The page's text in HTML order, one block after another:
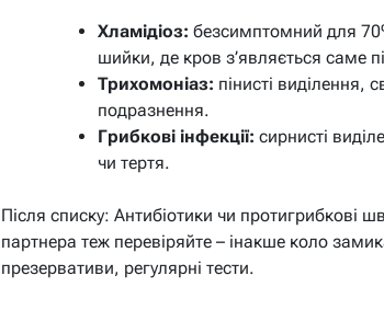
Хламідіоз: безсимптомний для
шийки, де кров з’являється саме
Трихомоніаз: пінисті виділення,
подразнення.
Грибкові інфекції: сирнисті
чи тертя.
Після списку: Антибіотики чи протигрибкові
партнера теж перевіряйте – інакше коло
презервативи, регулярні тести.